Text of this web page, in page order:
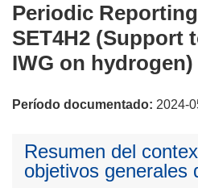
Periodic
SET4H2 (Support
IWG on hydrogen)
Período documentado: 2024-
Resumen del
objetivos generales